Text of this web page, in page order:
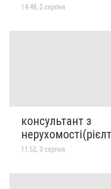
14:48, 2 серпня
консультант з
11:52, 3 серпня